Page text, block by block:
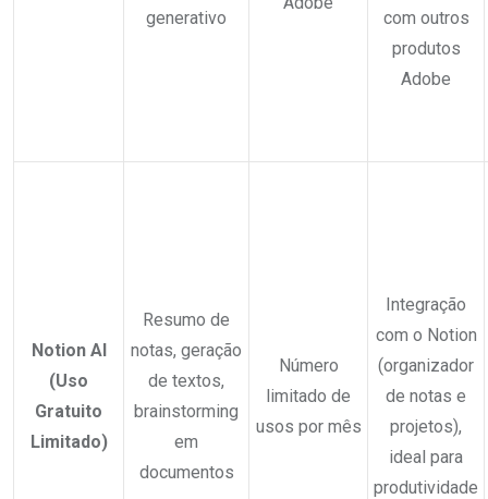
generativo
com outros
produtos
Adobe
Notion AI
(Uso
Gratuito
Limitado)
Resumo de
notas, geração
de textos,
brainstorming
em
documentos
Número
limitado de
usos por mês
Integração
com o Notion
(organizador
de notas e
projetos),
ideal para
produtividade